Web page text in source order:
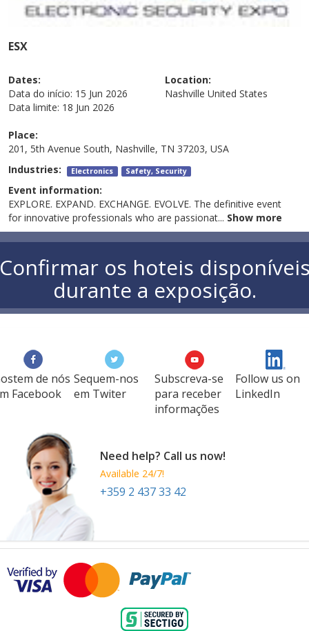
ESX
Dates:
Data do início: 15 Jun 2026
Data limite: 18 Jun 2026
Location:
Nashville United States
Place:
201, 5th Avenue South, Nashville, TN 37203, USA
Industries: Electronics Safety, Security
Event information:
EXPLORE. EXPAND. EXCHANGE. EVOLVE. The definitive event
for innovative professionals who are passionat... Show more
os hoteis
durante a exposição.
de nós
Facebook
Sequem-nos
em Twiter
Subscreva-se
para receber
informações
Follow us on
LinkedIn
Need help? Call us now!
Available 24/7!
+359 2 437 33 42